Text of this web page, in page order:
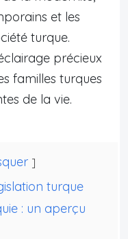
et les
turque.
précieux
familles turques
de la vie.
turque
: un aperçu